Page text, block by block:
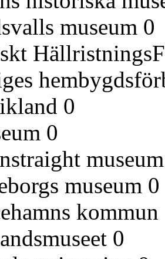
museum 0
0
0
museum
museum 0
kommun
0